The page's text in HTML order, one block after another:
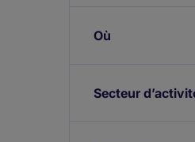
Où
Secteur